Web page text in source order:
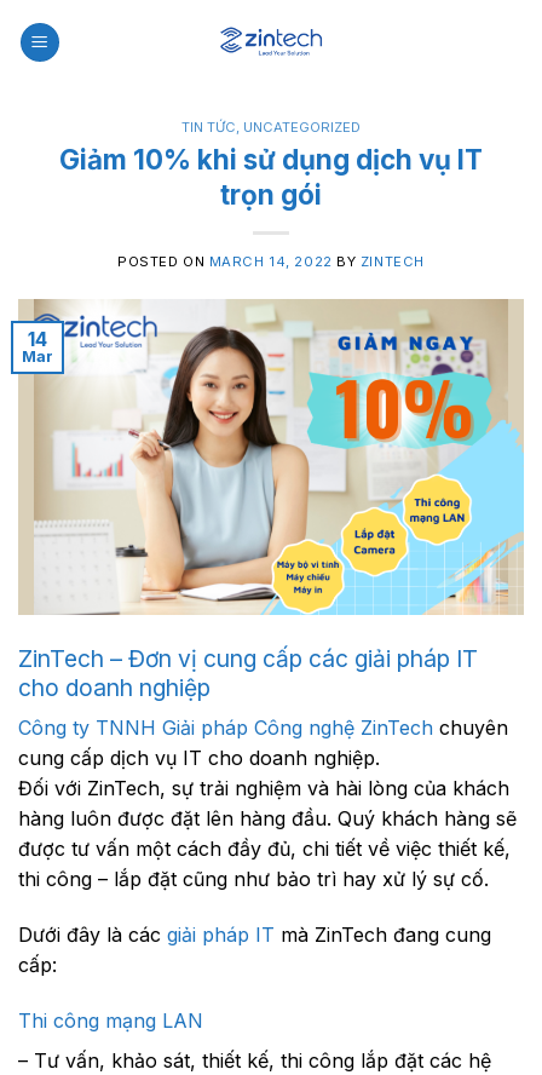
TIN TỨC, UNCATEGORIZED
Giảm 10% khi sử dụng dịch vụ IT
trọn gói
POSTED ON MARCH 14, 2022 BY ZINTECH
14
Mar
ZinTech – Đơn vị cung cấp các giải pháp IT
cho doanh nghiệp
Công ty TNNH Giải pháp Công nghệ ZinTech chuyên
cung cấp dịch vụ IT cho doanh nghiệp.
Đối với ZinTech, sự trải nghiệm và hài lòng của khách
hàng luôn được đặt lên hàng đầu. Quý khách hàng sẽ
được tư vấn một cách đầy đủ, chi tiết về việc thiết kế,
thi công – lắp đặt cũng như bảo trì hay xử lý sự cố.
Dưới đây là các giải pháp IT mà ZinTech đang cung
cấp:
Thi công mạng LAN
– Tư vấn, khảo sát, thiết kế, thi công lắp đặt các hệ